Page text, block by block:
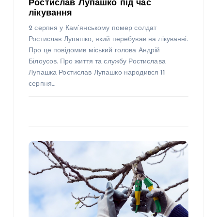
Ростислав Лупашко під час
лікування
2 серпня у Кам’янському помер солдат
Ростислав Лупашко, який перебував на лікуванні.
Про це повідомив міський голова Андрій
Білоусов. Про життя та службу Ростислава
Лупашка Ростислав Лупашко народився 11
серпня…